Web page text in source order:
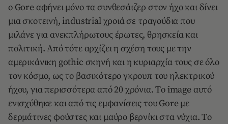
ο Gore αφήνει μόνο τα συνθεσάιζερ στον ήχο και δίνει
μια σκοτεινή, industrial χροιά σε τραγούδια που
μιλάνε για ανεκπλήρωτους έρωτες, θρησκεία και
πολιτική. Aπό τότε αρχίζει η σχέση τους με την
αμερικάνικη gothic σκηνή και η κυριαρχία τους σε όλο
τον κόσμο, ως το βασικότερο γκρουπ του ηλεκτρικού
ήχου, για περισσότερα από 20 χρόνια. Tο image αυτό
ενισχύθηκε και από τις εμφανίσεις του Gore με
δερμάτινες φούστες και μαύρο βερνίκι στα νύχια. Tο